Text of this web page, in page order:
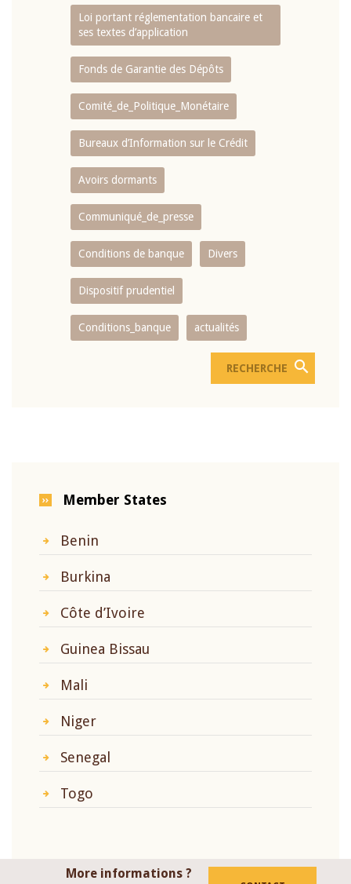
Loi portant réglementation bancaire et
ses textes d’application
Fonds de Garantie des Dépôts
Comité_de_Politique_Monétaire
Bureaux d’Information sur le Crédit
Avoirs dormants
Communiqué_de_presse
Conditions de banque Divers
Dispositif prudentiel
Conditions_banque actualités
Member States
Benin
Burkina
Côte d’Ivoire
Guinea Bissau
Mali
Niger
Senegal
Togo
More informations ?